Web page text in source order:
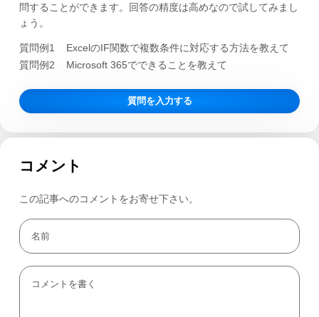
問することができます。回答の精度は高めなので試してみまし
ょう。
質問例1
ExcelのIF関数で複数条件に対応する方法を教えて
質問例2
Microsoft 365でできることを教えて
質問を入力する
コメント
この記事へのコメントをお寄せ下さい。